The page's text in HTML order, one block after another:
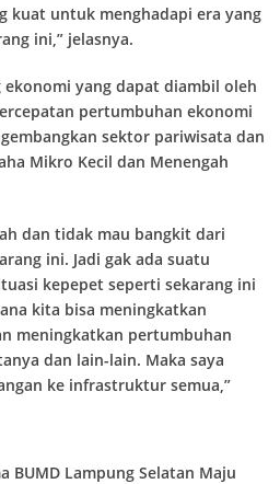
kuat untuk menghadapi era yang
ini,” jelasnya.
yang dapat diambil oleh
pertumbuhan ekonomi
sektor pariwisata dan
Mikro Kecil dan Menengah
dan tidak mau bangkit dari
ini. Jadi gak ada suatu
kepepet seperti sekarang ini
kita bisa meningkatkan
meningkatkan pertumbuhan
dan lain-lain. Maka saya
ke infrastruktur semua,”
BUMD Lampung Selatan Maju